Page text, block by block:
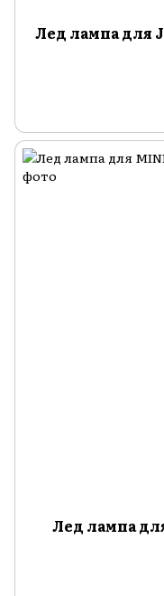
Лед лампа для
Лед лампа